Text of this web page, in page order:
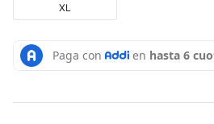
XL